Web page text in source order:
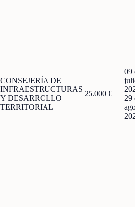
CONSEJERÍA DE
INFRAESTRUCTURAS
Y DESARROLLO
TERRITORIAL
25.000 €
09
29